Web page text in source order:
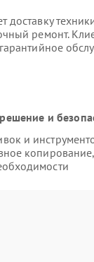
доставку
ремонт.
и
и